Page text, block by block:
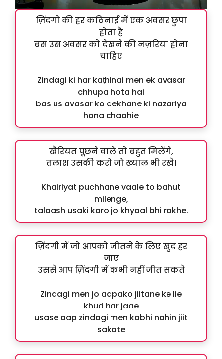
ज़िंदगी की हर कठिनाई में एक अवसर छुपा
होता है
बस उस अवसर को देखने की नज़रिया होना
चाहिए
Zindagi ki har kaṭhinai men ek avasar
chhupa hota hai
bas us avasar ko dekhane ki nazariya
hona chaahie
खैरियत पूछने वाले तो बहुत मिलेंगे,
तलाश उसकी करो जो ख्याल भी रखे।
Khairiyat puchhane vaale to bahut
milenge,
talaash usaki karo jo khyaal bhi rakhe.
ज़िंदगी में जो आपको जीतने के लिए खुद हर
जाए
उससे आप ज़िंदगी में कभी नहीं जीत सकते
Zindagi men jo aapako jiitane ke lie
khud har jaae
usase aap zindagi men kabhi nahin jiit
sakate